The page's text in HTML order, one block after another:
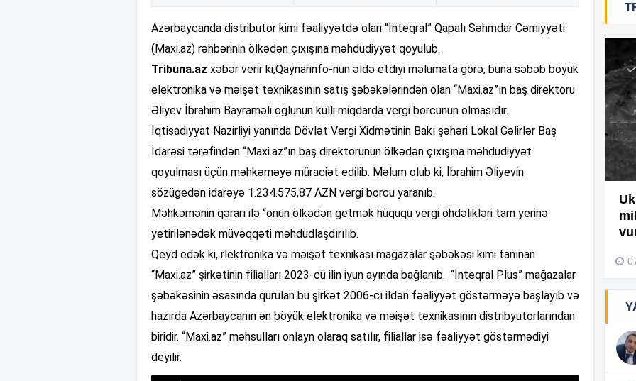
Azərbaycanda distributor kimi fəaliyyətdə olan “İnteqral” Qapalı Səhmdar Cəmiyyəti
(Maxi.az) rəhbərinin ölkədən çıxışına məhdudiyyət qoyulub.
Tribuna.az xəbər verir ki,Qaynarinfo-nun əldə etdiyi məlumata görə, buna səbəb böyük
elektronika və məişət texnikasının satış şəbəkələrindən olan “Maxi.az”ın baş direktoru
Əliyev İbrahim Bayraməli oğlunun külli miqdarda vergi borcunun olmasıdır.
İqtisadiyyat Nazirliyi yanında Dövlət Vergi Xidmətinin Bakı şəhəri Lokal Gəlirlər Baş
İdarəsi tərəfindən “Maxi.az”ın baş direktorunun ölkədən çıxışına məhdudiyyət
qoyulması üçün məhkəməyə müraciət edilib. Məlum olub ki, İbrahim Əliyevin
sözügedən idarəyə 1.234.575,87 AZN vergi borcu yaranıb.
Məhkəmənin qərarı ilə “onun ölkədən getmək hüququ vergi öhdəlikləri tam yerinə
yetirilənədək müvəqqəti məhdudlaşdırılıb.
Qeyd edək ki, rlektronika və məişət texnikası mağazalar şəbəkəsi kimi tanınan
“Maxi.az” şirkətinin filialları 2023-cü ilin iyun ayında bağlanıb. “İnteqral Plus” mağazalar
şəbəkəsinin əsasında qurulan bu şirkət 2006-cı ildən fəaliyyət göstərməyə başlayıb və
hazırda Azərbaycanın ən böyük elektronika və məişət texnikasının distribyutorlarından
biridir. “Maxi.az” məhsulları onlayn olaraq satılır, filiallar isə fəaliyyət göstərmədiyi
deyilir.
Ağdamda yanğını bu şəxs
törədibmiş – Video